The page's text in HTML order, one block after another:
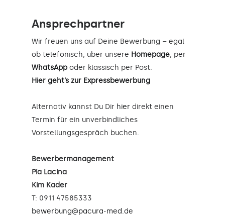
Ansprechpartner
Wir freuen uns auf Deine Bewerbung – egal
ob telefonisch, über unsere Homepage, per
WhatsApp oder klassisch per Post.
Hier geht’s zur Expressbewerbung
Alternativ kannst Du Dir hier direkt einen
Termin für ein unverbindliches
Vorstellungsgespräch buchen.
Bewerbermanagement
Pia Lacina
Kim Kader
T: 0911 47585333
bewerbung@pacura-med.de